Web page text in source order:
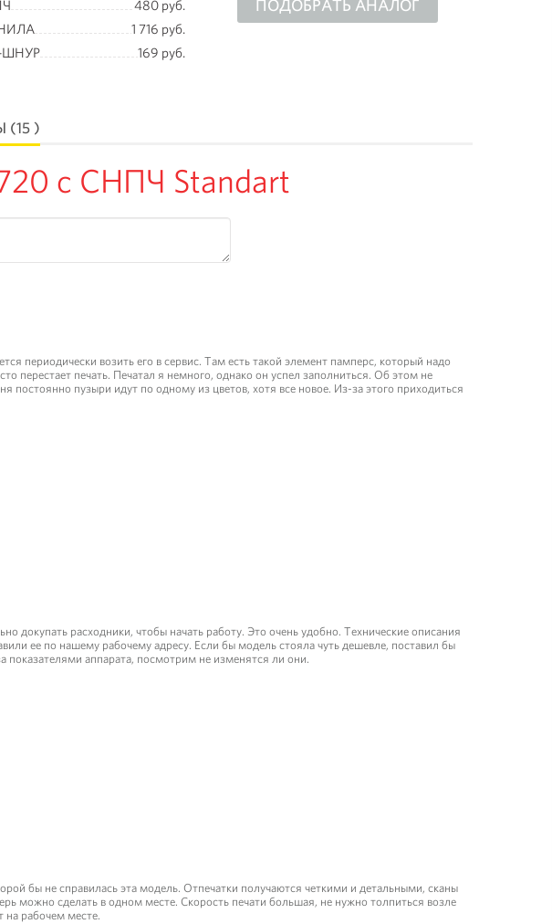
480 руб.
1 716 руб.
ШНУР
169 руб.
ПОДОБРАТЬ АНАЛОГ
(15 )
с СНПЧ Standart
периодически возить его в сервис. Там есть такой элемент памперс, который надо
перестает печать. Печатал я немного, однако он успел заполниться. Об этом не
пузыри идут по одному из цветов, хотя все новое. Из-за этого приходиться
расходники, чтобы начать работу. Это очень удобно. Технические описания
ее по нашему рабочему адресу. Если бы модель стояла чуть дешевле, поставил бы
показателями аппарата, посмотрим не изменятся ли они.
бы не справилась эта модель. Отпечатки получаются четкими и детальными, сканы
можно сделать в одном месте. Скорость печати большая, не нужно толпиться возле
на рабочем месте.